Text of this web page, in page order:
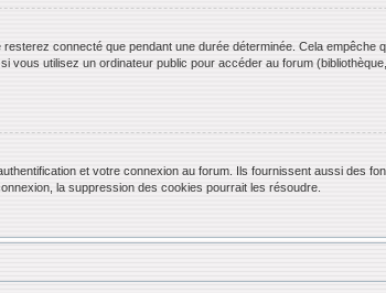
connecté que pendant une durée déterminée. Cela empêche
vous utilisez un ordinateur public pour accéder au forum
et votre connexion au forum. Ils fournissent aussi des
la suppression des cookies pourrait les résoudre.